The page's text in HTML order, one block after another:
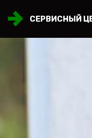
СЕРВИСНЫЙ